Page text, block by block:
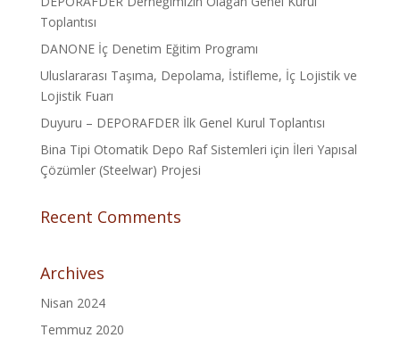
Toplantısı
DANONE İç Denetim Eğitim Programı
Uluslararası Taşıma, Depolama, İstifleme, İç Lojistik ve
Lojistik Fuarı
Duyuru – DEPORAFDER İlk Genel Kurul Toplantısı
Bina Tipi Otomatik Depo Raf Sistemleri için İleri Yapısal
Çözümler (Steelwar) Projesi
Recent Comments
Archives
Nisan 2024
Temmuz 2020